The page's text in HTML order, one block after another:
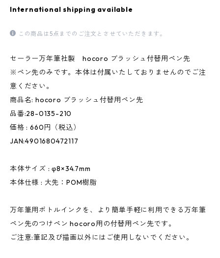
International shipping available
この商品は5点までのご注文とさせていただきます。
セーラー万年筆社製 hocoro ブラッシュ付替用ペン先
※ペン先のみです。本体は付属いたしておりませんのでご注
意ください。
商品名: hocoro ブラッシュ付替用ペン先
品番:28-0135-210
価格 : 660円（税込）
JAN:4901680472117
本体サイズ : φ8×34.7mm
本体仕様 : 大先：POM樹脂
万年筆用ボトルインクを、より簡単手軽に利用できる万年筆
ペン先のつけペン hocoro用の付替用ペン先です。
ご注意:筆記及び描画以外にはご使用しないでください。